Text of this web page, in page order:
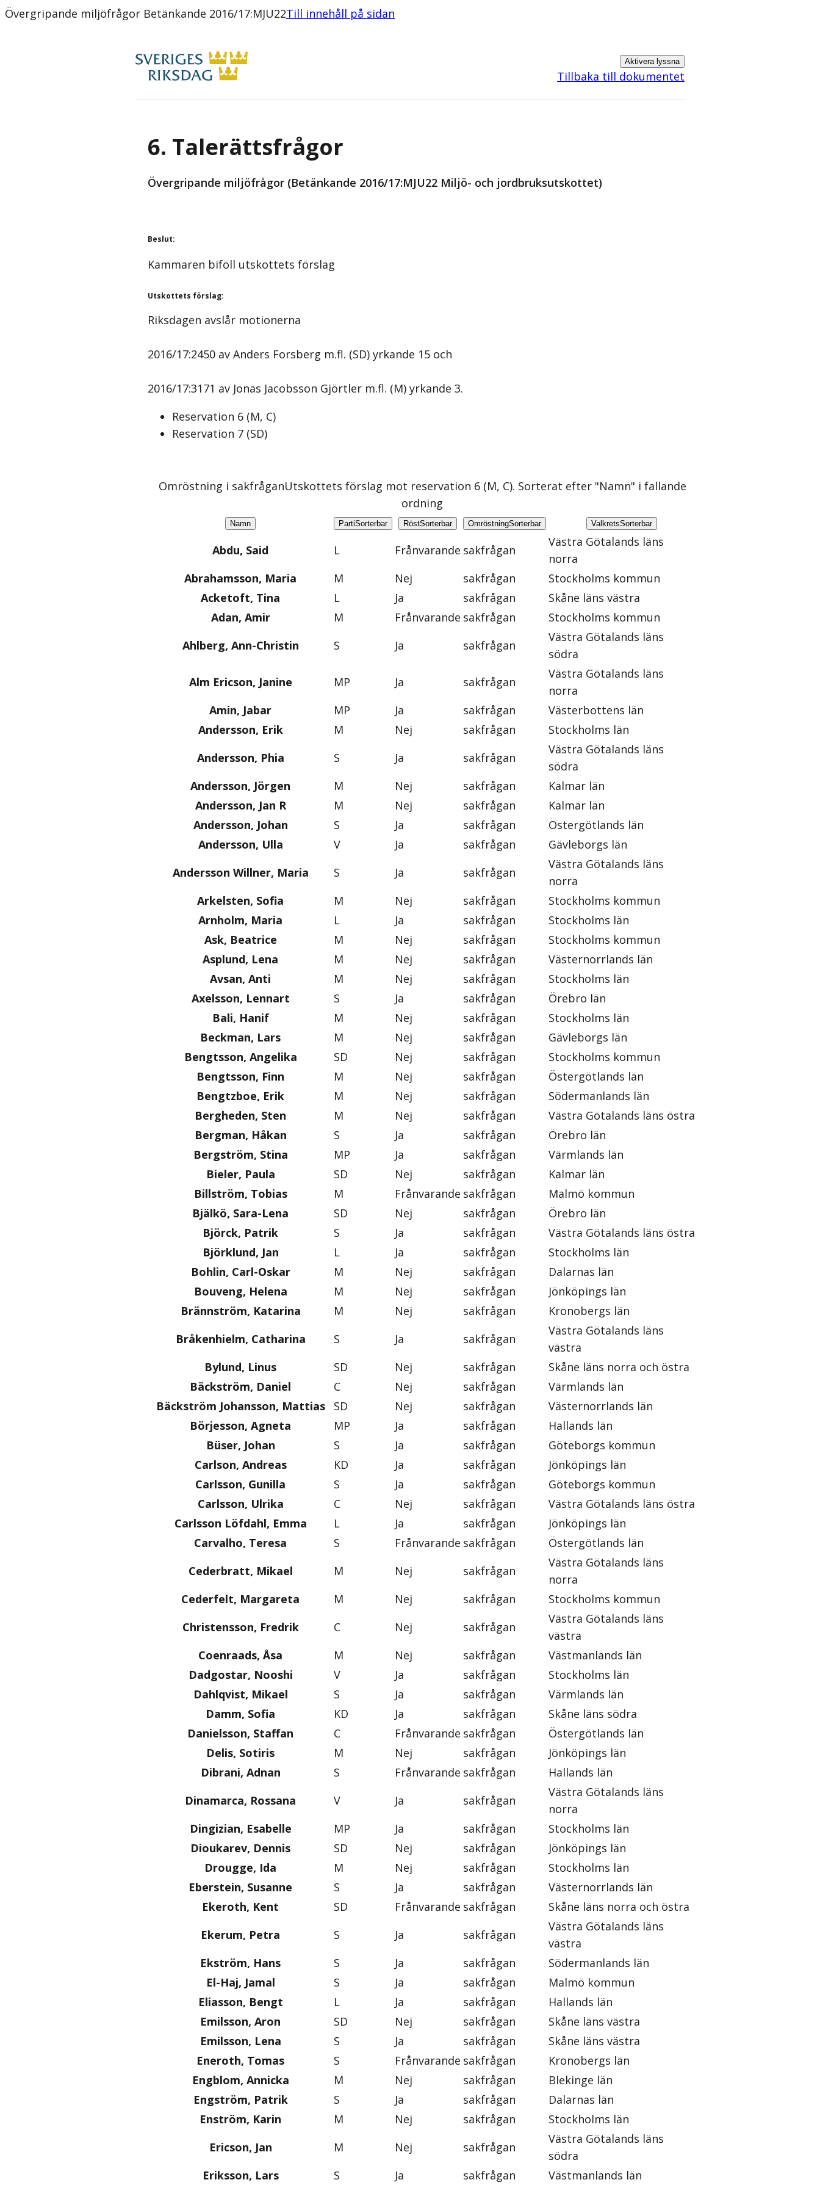
Övergripande miljöfrågor Betänkande 2016/17:MJU22Till innehåll på sidan
Aktivera lyssna
Tillbaka till dokumentet
6. Talerättsfrågor
Övergripande miljöfrågor (Betänkande 2016/17:MJU22 Miljö- och jordbruksutskottet)
Beslut:
Kammaren biföll utskottets förslag
Utskottets förslag:
Riksdagen avslår motionerna
2016/17:2450 av Anders Forsberg m.fl. (SD) yrkande 15 och
2016/17:3171 av Jonas Jacobsson Gjörtler m.fl. (M) yrkande 3.
Reservation 6 (M, C)
Reservation 7 (SD)
Omröstning i sakfråganUtskottets förslag mot reservation 6 (M, C). Sorterat efter "Namn" i fallande
ordning
Namn PartiSorterbar RöstSorterbar OmröstningSorterbar ValkretsSorterbar
Abdu, Said L Frånvarande sakfrågan
Västra Götalands läns
norra
Abrahamsson, Maria
M Nej sakfrågan
Stockholms kommun
Acketoft, Tina
L Ja sakfrågan
Skåne läns västra
Adan, Amir
M Frånvarande sakfrågan
Stockholms kommun
Ahlberg, Ann-Christin
S Ja sakfrågan
Västra Götalands läns
södra
Alm Ericson, Janine
MP Ja sakfrågan
Västra Götalands läns
norra
Amin, Jabar
MP Ja sakfrågan
Västerbottens län
Andersson, Erik
M Nej sakfrågan
Stockholms län
Andersson, Phia
S Ja sakfrågan
Västra Götalands läns
södra
Andersson, Jörgen
M Nej sakfrågan
Kalmar län
Andersson, Jan R
M Nej sakfrågan
Kalmar län
Andersson, Johan
S Ja sakfrågan
Östergötlands län
Andersson, Ulla
V Ja sakfrågan
Gävleborgs län
Andersson Willner, Maria
S Ja sakfrågan
Västra Götalands läns
norra
Arkelsten, Sofia
M Nej sakfrågan
Stockholms kommun
Arnholm, Maria
L Ja sakfrågan
Stockholms län
Ask, Beatrice
M Nej sakfrågan
Stockholms kommun
Asplund, Lena
M Nej sakfrågan
Västernorrlands län
Avsan, Anti
M Nej sakfrågan
Stockholms län
Axelsson, Lennart
S Ja sakfrågan
Örebro län
Bali, Hanif
M Nej sakfrågan
Stockholms län
Beckman, Lars
M Nej sakfrågan
Gävleborgs län
Bengtsson, Angelika
SD Nej sakfrågan
Stockholms kommun
Bengtsson, Finn
M Nej sakfrågan
Östergötlands län
Bengtzboe, Erik
M Nej sakfrågan
Södermanlands län
Bergheden, Sten
M Nej sakfrågan
Västra Götalands läns östra
Bergman, Håkan
S Ja sakfrågan
Örebro län
Bergström, Stina
MP Ja sakfrågan
Värmlands län
Bieler, Paula
SD Nej sakfrågan
Kalmar län
Billström, Tobias
M Frånvarande sakfrågan
Malmö kommun
Bjälkö, Sara-Lena
SD Nej sakfrågan
Örebro län
Björck, Patrik
S Ja sakfrågan
Västra Götalands läns östra
Björklund, Jan
L Ja sakfrågan
Stockholms län
Bohlin, Carl-Oskar
M Nej sakfrågan
Dalarnas län
Bouveng, Helena
M Nej sakfrågan
Jönköpings län
Brännström, Katarina
M Nej sakfrågan
Kronobergs län
Bråkenhielm, Catharina
S Ja sakfrågan
Västra Götalands läns
västra
Bylund, Linus
SD Nej sakfrågan
Skåne läns norra och östra
Bäckström, Daniel
C Nej sakfrågan
Värmlands län
Bäckström Johansson, Mattias
SD Nej sakfrågan
Västernorrlands län
Börjesson, Agneta
MP Ja sakfrågan
Hallands län
Büser, Johan
S Ja sakfrågan
Göteborgs kommun
Carlson, Andreas
KD Ja sakfrågan
Jönköpings län
Carlsson, Gunilla
S Ja sakfrågan
Göteborgs kommun
Carlsson, Ulrika
C Nej sakfrågan
Västra Götalands läns östra
Carlsson Löfdahl, Emma
L Ja sakfrågan
Jönköpings län
Carvalho, Teresa
S Frånvarande sakfrågan
Östergötlands län
Cederbratt, Mikael
M Nej sakfrågan
Västra Götalands läns
norra
Cederfelt, Margareta
M Nej sakfrågan
Stockholms kommun
Christensson, Fredrik
C Nej sakfrågan
Västra Götalands läns
västra
Coenraads, Åsa
M Nej sakfrågan
Västmanlands län
Dadgostar, Nooshi
V Ja sakfrågan
Stockholms län
Dahlqvist, Mikael
S Ja sakfrågan
Värmlands län
Damm, Sofia
KD Ja sakfrågan
Skåne läns södra
Danielsson, Staffan
C Frånvarande sakfrågan
Östergötlands län
Delis, Sotiris
M Nej sakfrågan
Jönköpings län
Dibrani, Adnan
S Frånvarande sakfrågan
Hallands län
Dinamarca, Rossana
V Ja sakfrågan
Västra Götalands läns
norra
Dingizian, Esabelle
MP Ja sakfrågan
Stockholms län
Dioukarev, Dennis
SD Nej sakfrågan
Jönköpings län
Drougge, Ida
M Nej sakfrågan
Stockholms län
Eberstein, Susanne
S Ja sakfrågan
Västernorrlands län
Ekeroth, Kent
SD Frånvarande sakfrågan
Skåne läns norra och östra
Ekerum, Petra
S Ja sakfrågan
Västra Götalands läns
västra
Ekström, Hans
S Ja sakfrågan
Södermanlands län
El-Haj, Jamal
S Ja sakfrågan
Malmö kommun
Eliasson, Bengt
L Ja sakfrågan
Hallands län
Emilsson, Aron
SD Nej sakfrågan
Skåne läns västra
Emilsson, Lena
S Ja sakfrågan
Skåne läns västra
Eneroth, Tomas
S Frånvarande sakfrågan
Kronobergs län
Engblom, Annicka
M Nej sakfrågan
Blekinge län
Engström, Patrik
S Ja sakfrågan
Dalarnas län
Enström, Karin
M Nej sakfrågan
Stockholms län
Ericson, Jan
M Nej sakfrågan
Västra Götalands läns
södra
Eriksson, Lars
S Ja sakfrågan
Västmanlands län